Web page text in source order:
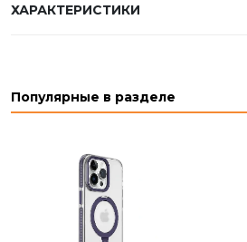
ХАРАКТЕРИСТИКИ
Популярные в разделе